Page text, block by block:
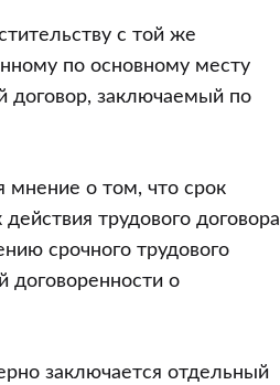
с той же
по основному месту
договор, заключаемый по
мнение о том, что срок
трудового договора
срочного трудового
договоренности о
заключается отдельный